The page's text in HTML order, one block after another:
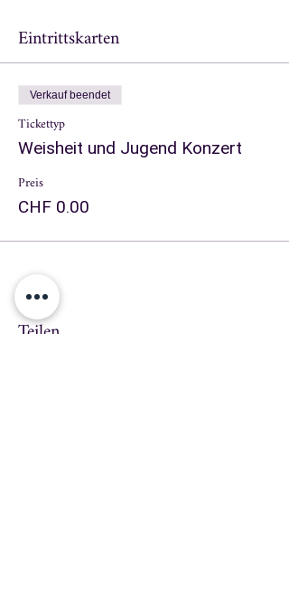
Eintrittskarten
Verkauf beendet
Tickettyp
Weisheit und Jugend Konzert
Preis
CHF 0.00
Teilen